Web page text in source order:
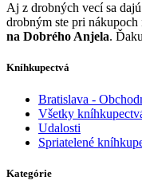
Aj z drobných vecí sa
drobným ste pri
na Dobrého Anjela.
Kníhkupectvá
Bratislava -
Všetky
Udalosti
Spriatelené
Kategórie